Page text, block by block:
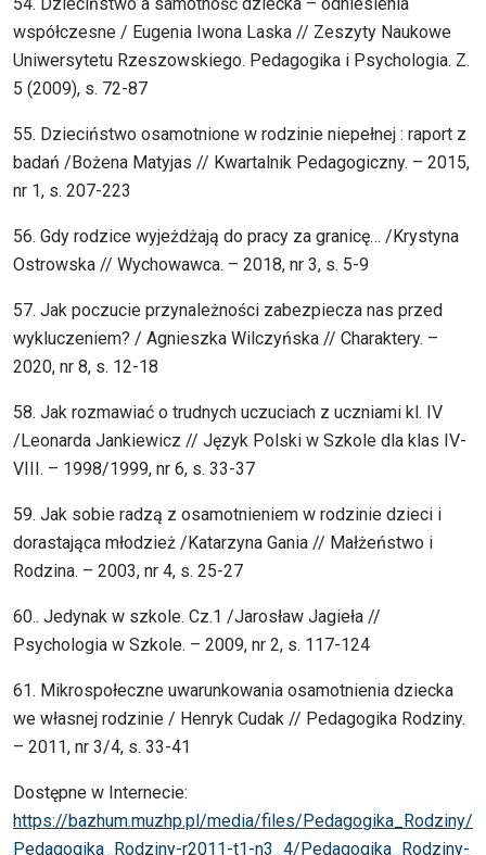
współczesne / Eugenia Iwona Laska // Zeszyty Naukowe
Uniwersytetu Rzeszowskiego. Pedagogika i Psychologia. Z.
5 (2009), s. 72-87
55. Dzieciństwo osamotnione w rodzinie niepełnej : raport z
badań /Bożena Matyjas // Kwartalnik Pedagogiczny. – 2015,
nr 1, s. 207-223
56. Gdy rodzice wyjeżdżają do pracy za granicę… /Krystyna
Ostrowska // Wychowawca. – 2018, nr 3, s. 5-9
57. Jak poczucie przynależności zabezpiecza nas przed
wykluczeniem? / Agnieszka Wilczyńska // Charaktery. –
2020, nr 8, s. 12-18
58. Jak rozmawiać o trudnych uczuciach z uczniami kl. IV
/Leonarda Jankiewicz // Język Polski w Szkole dla klas IV-
VIII. – 1998/1999, nr 6, s. 33-37
59. Jak sobie radzą z osamotnieniem w rodzinie dzieci i
dorastająca młodzież /Katarzyna Gania // Małżeństwo i
Rodzina. – 2003, nr 4, s. 25-27
60.. Jedynak w szkole. Cz.1 /Jarosław Jagieła //
Psychologia w Szkole. – 2009, nr 2, s. 117-124
61. Mikrospołeczne uwarunkowania osamotnienia dziecka
we własnej rodzinie / Henryk Cudak // Pedagogika Rodziny.
– 2011, nr 3/4, s. 33-41
Dostępne w Internecie:
https://bazhum.muzhp.pl/media/files/Pedagogika_Rodziny/
Pedagogika_Rodziny-r2011-t1-n3_4/Pedagogika_Rodziny-